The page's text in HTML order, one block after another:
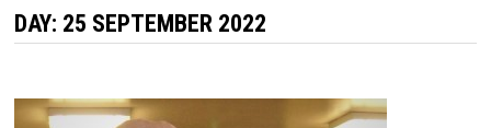
DAY: 25 SEPTEMBER 2022